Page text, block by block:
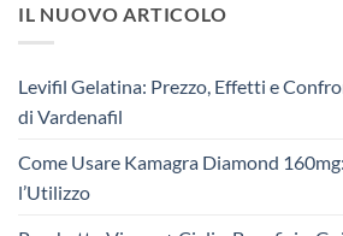
IL NUOVO ARTICOLO
Levifil Gelatina: Prezzo, Effetti e
di Vardenafil
Come Usare Kamagra Diamond
l’Utilizzo